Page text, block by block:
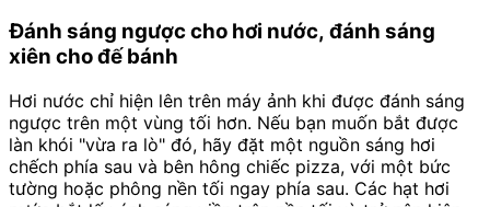
Đánh sáng ngược cho hơi nước, đánh sáng
xiên cho đế bánh
Hơi nước chỉ hiện lên trên máy ảnh khi được đánh sáng
ngược trên một vùng tối hơn. Nếu bạn muốn bắt được
làn khói "vừa ra lò" đó, hãy đặt một nguồn sáng hơi
chếch phía sau và bên hông chiếc pizza, với một bức
tường hoặc phông nền tối ngay phía sau. Các hạt hơi